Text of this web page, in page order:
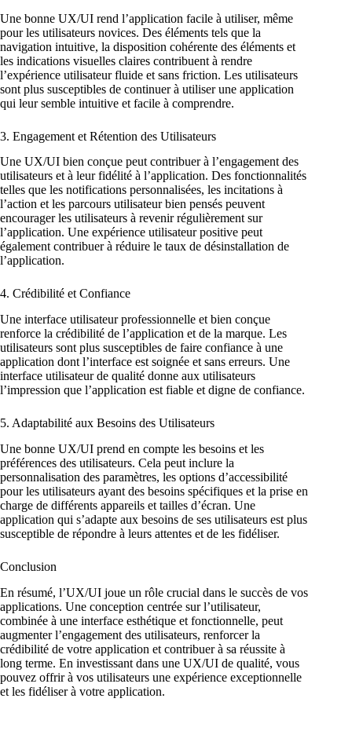
Une bonne UX/UI rend l’application facile à utiliser, même
pour les utilisateurs novices. Des éléments tels que la
navigation intuitive, la disposition cohérente des éléments et
les indications visuelles claires contribuent à rendre
l’expérience utilisateur fluide et sans friction. Les utilisateurs
sont plus susceptibles de continuer à utiliser une application
qui leur semble intuitive et facile à comprendre.
3. Engagement et Rétention des Utilisateurs
Une UX/UI bien conçue peut contribuer à l’engagement des
utilisateurs et à leur fidélité à l’application. Des fonctionnalités
telles que les notifications personnalisées, les incitations à
l’action et les parcours utilisateur bien pensés peuvent
encourager les utilisateurs à revenir régulièrement sur
l’application. Une expérience utilisateur positive peut
également contribuer à réduire le taux de désinstallation de
l’application.
4. Crédibilité et Confiance
Une interface utilisateur professionnelle et bien conçue
renforce la crédibilité de l’application et de la marque. Les
utilisateurs sont plus susceptibles de faire confiance à une
application dont l’interface est soignée et sans erreurs. Une
interface utilisateur de qualité donne aux utilisateurs
l’impression que l’application est fiable et digne de confiance.
5. Adaptabilité aux Besoins des Utilisateurs
Une bonne UX/UI prend en compte les besoins et les
préférences des utilisateurs. Cela peut inclure la
personnalisation des paramètres, les options d’accessibilité
pour les utilisateurs ayant des besoins spécifiques et la prise en
charge de différents appareils et tailles d’écran. Une
application qui s’adapte aux besoins de ses utilisateurs est plus
susceptible de répondre à leurs attentes et de les fidéliser.
Conclusion
En résumé, l’UX/UI joue un rôle crucial dans le succès de vos
applications. Une conception centrée sur l’utilisateur,
combinée à une interface esthétique et fonctionnelle, peut
augmenter l’engagement des utilisateurs, renforcer la
crédibilité de votre application et contribuer à sa réussite à
long terme. En investissant dans une UX/UI de qualité, vous
pouvez offrir à vos utilisateurs une expérience exceptionnelle
et les fidéliser à votre application.